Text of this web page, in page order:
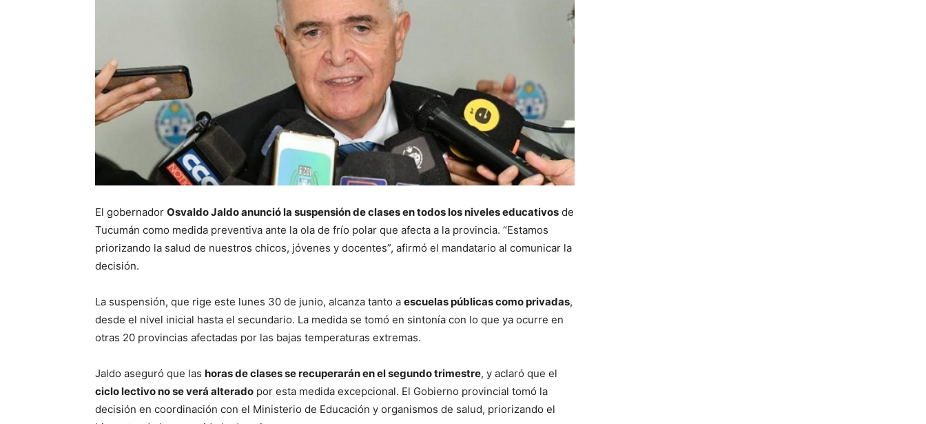
El gobernador Osvaldo Jaldo anunció la suspensión de clases en todos los niveles educativos de
Tucumán como medida preventiva ante la ola de frío polar que afecta a la provincia. “Estamos
priorizando la salud de nuestros chicos, jóvenes y docentes”, afirmó el mandatario al comunicar la
decisión.
La suspensión, que rige este lunes 30 de junio, alcanza tanto a escuelas públicas como privadas,
desde el nivel inicial hasta el secundario. La medida se tomó en sintonía con lo que ya ocurre en
otras 20 provincias afectadas por las bajas temperaturas extremas.
Jaldo aseguró que las horas de clases se recuperarán en el segundo trimestre, y aclaró que el
ciclo lectivo no se verá alterado por esta medida excepcional. El Gobierno provincial tomó la
decisión en coordinación con el Ministerio de Educación y organismos de salud, priorizando el